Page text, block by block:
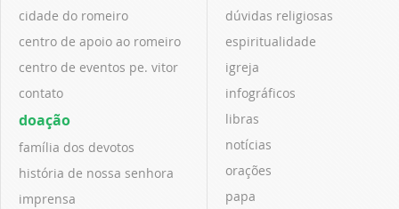
cidade do romeiro
centro de apoio ao romeiro
centro de eventos pe. vitor
contato
doação
família dos devotos
história de nossa senhora
imprensa
dúvidas religiosas
espiritualidade
igreja
infográficos
libras
notícias
orações
papa